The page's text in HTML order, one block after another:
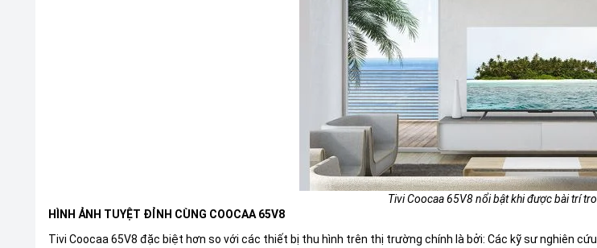
Tivi Coocaa 65V8 nổi bật khi được bài trí
HÌNH ẢNH TUYỆT ĐỈNH CÙNG COOCAA 65V8
Tivi Coocaa 65V8 đặc biệt hơn so với các thiết bị thu hình trên thị trường chính là bởi: Các kỹ sư nghiên